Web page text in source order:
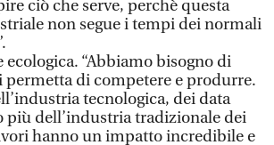
ciò che serve, perchè questa
non segue i tempi dei normali
ecologica. “Abbiamo bisogno di
permetta di competere e produrre.
tecnologica, dei data
più dell’industria tradizionale dei
hanno un impatto incredibile e